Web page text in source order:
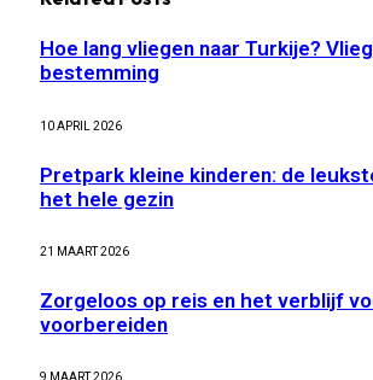
Hoe lang vliegen naar Turkije?
bestemming
10 APRIL 2026
Pretpark kleine kinderen: de
het hele gezin
21 MAART 2026
Zorgeloos op reis en het verblijf
voorbereiden